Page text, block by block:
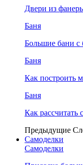
Двери из
Баня
Большие бани с
Баня
Как построить
Баня
Как рассчитать
Предыдущие
Самоделки
Самоделки